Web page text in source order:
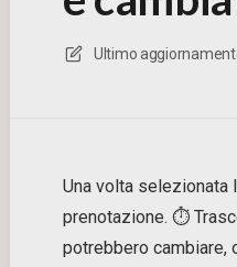
Ultimo
Una volta selezionata
prenotazione. ⏱️
potrebbero cambiare,